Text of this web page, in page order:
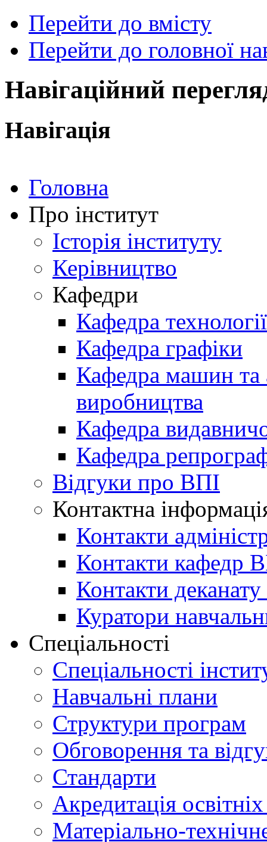
Перейти до вмісту
Перейти до головної
Навігаційний
Навігація
Головна
Про інститут
Історія інституту
Керівництво
Кафедри
Кафедра
Кафедра графіки
Кафедра машин та
виробництва
Кафедра
Кафедра
Відгуки про ВПІ
Контактна
Контакти
Контакти кафедр
Контакти
Куратори
Спеціальності
Спеціальності
Навчальні плани
Структури програм
Обговорення та
Стандарти
Акредитація
Матеріально-